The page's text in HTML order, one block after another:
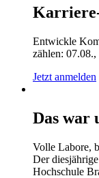
Entwickle
zählen:
Jetzt anmelden
Das war
Volle Labore,
Der
Hochschule